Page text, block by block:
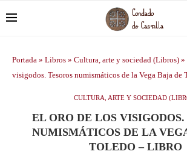
Portada » Libros » Cultura, arte y sociedad (Libros) »
visigodos. Tesoros numismáticos de la Vega Baja de
CULTURA, ARTE Y SOCIEDAD
EL ORO DE LOS VISIGODOS.
NUMISMÁTICOS DE LA
TOLEDO – LIBRO